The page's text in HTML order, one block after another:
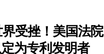
受挫！美国法院
为专利发明者